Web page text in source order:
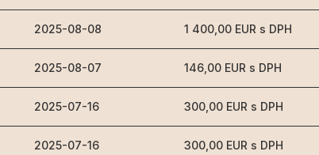
2025-08-08 1 400,00 EUR s DPH
2025-08-07 146,00 EUR s DPH
2025-07-16 300,00 EUR s DPH
2025-07-16 300,00 EUR s DPH